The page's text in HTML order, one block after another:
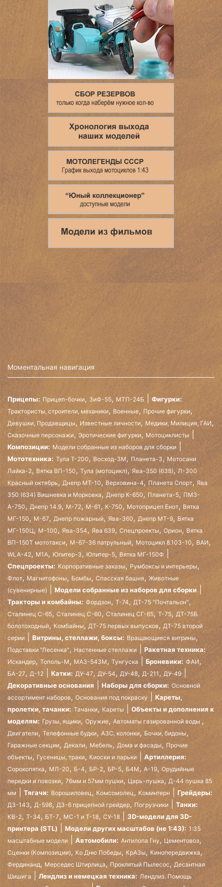
Моментальная навигация
Прицепы: Прицеп-бочки, ЗиФ-55, МТП-24Б Фигурки:
Трактористы, строители, механики, Военные, Прочие фигурки,
Девушки, Продавщицы, Известные личности, Медики, Милиция, ГАИ,
Сказочные персонажи, Эротические фигурки, Мотоциклисты
Композиции: Модели собранные из наборов для сборки
Мототехника: Тула Т-200, Восход-3М, Планета-3, Мотосани
Лайка-2, Вятка ВП-150, Тула (мотоцикл),Ява-350 (638),Л-300
Красный октябрь, Днепр МТ-10, Верховина-4, Планета Спорт, Ява
350 (634) Вишневка и Морковка, Днепр К-650, Планета-5,ПМЗ-
А-750, Днепр 14.9, М-72, М-61 , К-750, Мотоприцеп Енот, Вятка
МГ-150, М-67, Днепр пожарный, Ява-360, Днепр МТ-9,Вятка
МГ-150Ц, М-100, Ява-354, Ява 639, Спецпроекты, Орион,Вятка
ВП-150Т мототакси, М-67-36 патрульный, Мотоцикл 8.103-10, ВАИ,
WLA-42, М1А, Юпитер-3, Юпитер-5, Вятка МГ-150Ф
Спецпроекты: Корпоративные заказы, Румбоксы и интерьеры,
Флот,Магнитофоны, Бомбы, Спасская башня,Животные
(сувенирные)
Модели собранные из наборов для сборки
Тракторы и комбайны: Фордзон, Т-74, ДТ-75 "Почтальон",
Сталинец С-65, Сталинец С-60, Сталинец СГ-65, Т-75, ДТ-75Б
болотоходный, Комбайны, ДТ-75 первых выпусков, ДТ-75 второй
серии
Витрины, стеллажи, боксы: Вращающиеся витрины,
Подставки "Лесенка", Настенные стеллажи Ракетная техника:
Искандер, Тополь-М, МАЗ-543М, Тунгуска Броневики: ФАИ,
БА-27, Д-12 Катки: ДУ-47, ДУ-54, ДУ-48, Д-211 ,ДУ-49
Декоративные основания Наборы для сборки: Основной
ассортимент наборов, Основания под покраску
Кареты,
пролетки, тачанки: Тачанки, Кареты
Объекты и дополнения к
моделям: Грузы, ящики, Оружие, Автоматы газированной воды ,
Двигатели, Телефонные будки, АЗС, колонки, Бочки, бидоны,
Гаражные секции, Декали, Мебель, Дома и фасады, Прочие
объекты, Гусеницы, траки, Киоски и ларьки Артиллерия:
Сорокопятка, МЛ-20, Б-4, БР-2, БР-5, Б4М,А-19, Орудийные
передки и повозки, 76мм и 57мм пушки,Царь-пушка, Д-44 пушка 85
мм
Тягачи: Ворошиловец, Комсомолец, Коминтерн Грейдеры:
ДЗ-143, Д-598, ДЗ-6 прицепной грейдер, Погрузчики Танки:
КВ-2, Т-34, БТ-7, МС-1 и Т-18, СУ-18
3D-модели для 3D-
принтера (STL)
Модели других масштабов (не 1:43): 1:35
масштабные модели
Автомобили: Антилопа Гну,Цементовоз,
Сценки (Композиции), Ко Дню Победы, КрАЗы, Кинопередвижка,
Фердинанд, Мерседес Штирлица, Проклятый Пылесос, Десантная
Шишига
Лендлиз и немецкая техника: Лендлиз. Помощь